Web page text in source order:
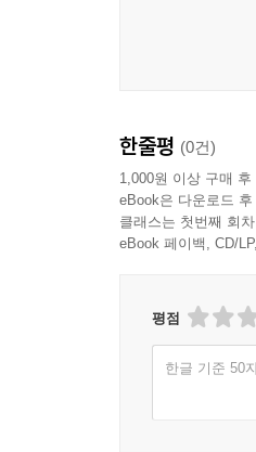
한줄평 (0건)
1,000원 이상 구매 후
eBook은 다운로드
클래스는 첫번째 회
eBook 페이백, CD/
평점
한글 기준 50